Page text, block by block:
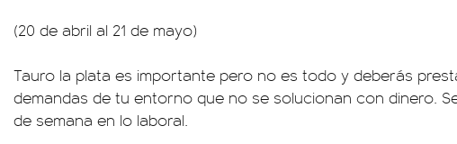
(20 de abril al 21 de mayo)
Tauro la plata es importante pero no es todo y deberás
demandas de tu entorno que no se solucionan con dinero.
de semana en lo laboral.